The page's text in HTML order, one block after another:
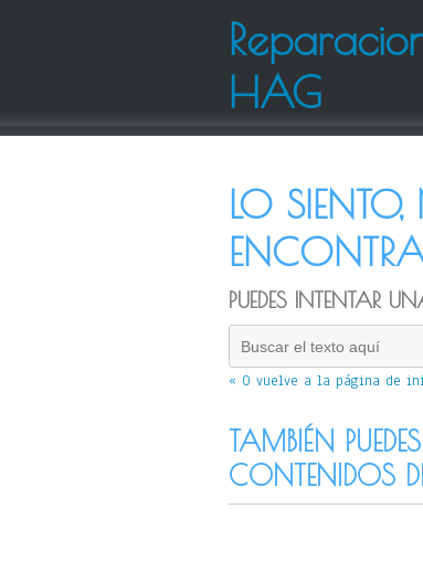
HAG
LO
PUEDES INTENTAR
« O vuelve a la página de
TAMBIÉN
CONTENIDOS